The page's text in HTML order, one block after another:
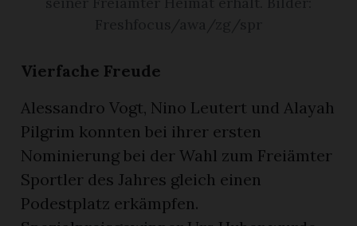
Vierfache Freude
Alessandro Vogt, Nino Leutert und Alayah
Pilgrim konnten bei ihrer ersten
Nominierung bei der Wahl zum Freiämter
Sportler des Jahres gleich einen
Podestplatz erkämpfen.